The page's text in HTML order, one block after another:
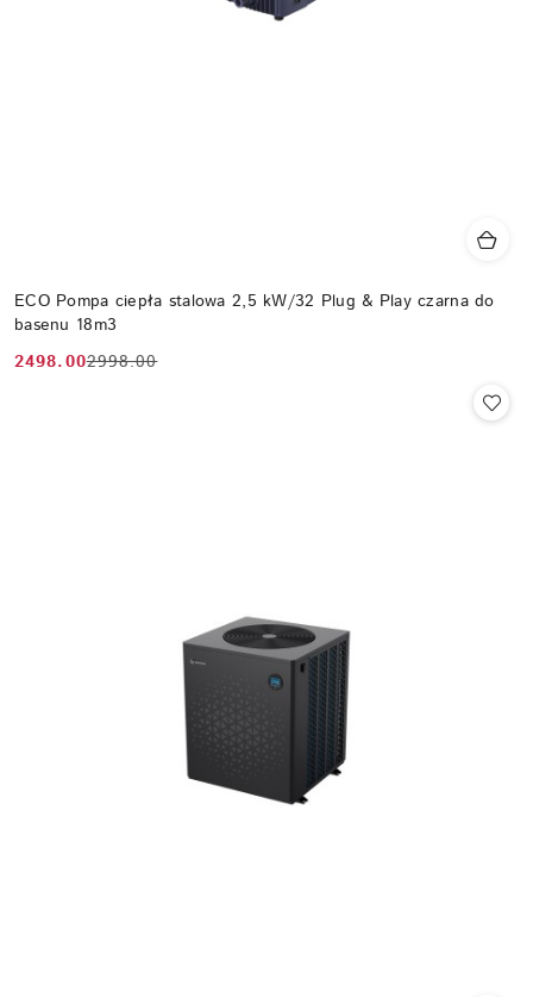
ECO Pompa ciepła stalowa 2,5 kW/32 Plug & Play czarna do
basenu 18m3
Cena
2498.00
Cena
2998.00